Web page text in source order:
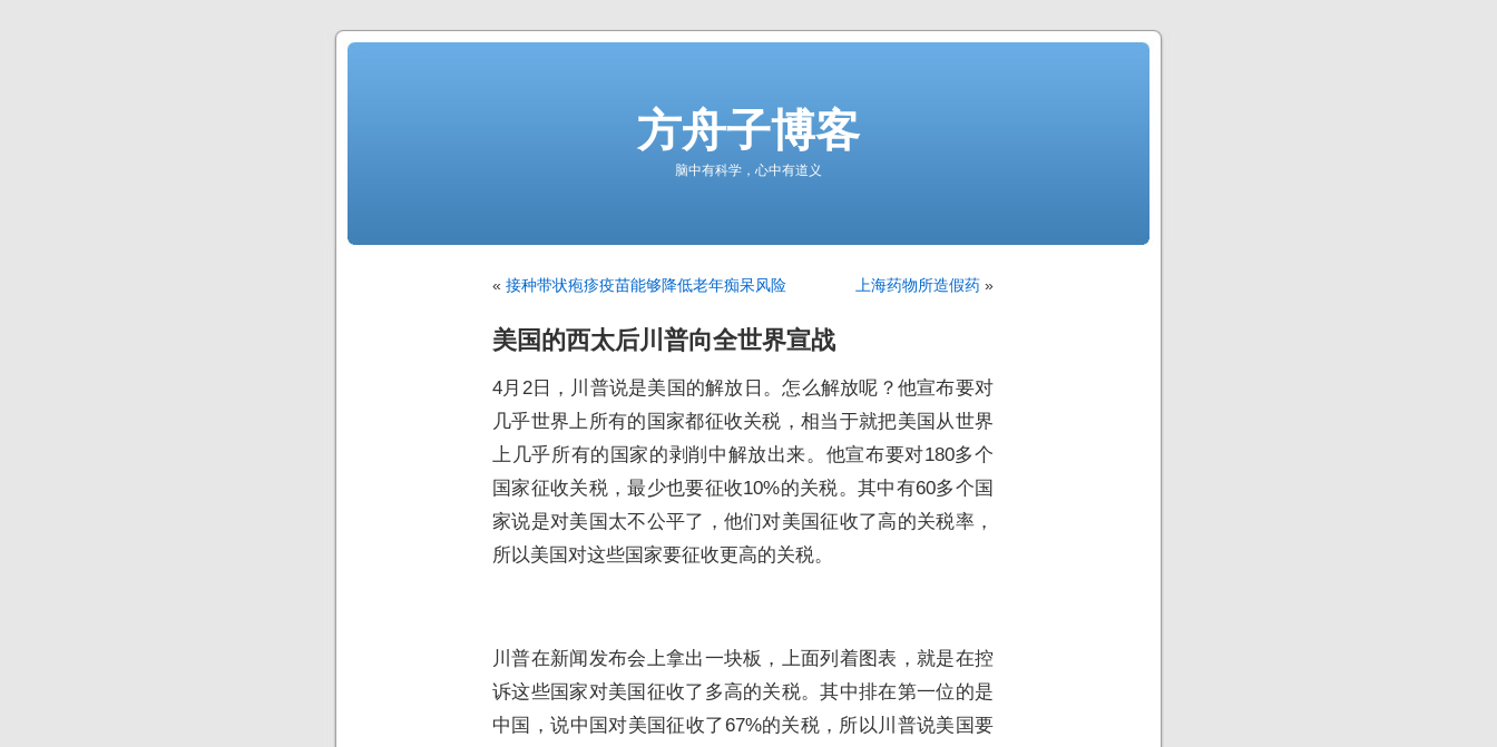
方舟子博客
脑中有科学，心中有道义
« 接种带状疱疹疫苗能够降低老年痴呆风险 上海药物所造假药 »
美国的西太后川普向全世界宣战
4月2日，川普说是美国的解放日。怎么解放呢？他宣布要对
几乎世界上所有的国家都征收关税，相当于就把美国从世界
上几乎所有的国家的剥削中解放出来。他宣布要对180多个
国家征收关税，最少也要征收10%的关税。其中有60多个国
家说是对美国太不公平了，他们对美国征收了高的关税率，
所以美国对这些国家要征收更高的关税。
川普在新闻发布会上拿出一块板，上面列着图表，就是在控
诉这些国家对美国征收了多高的关税。其中排在第一位的是
中国，说中国对美国征收了67%的关税，所以川普说美国要